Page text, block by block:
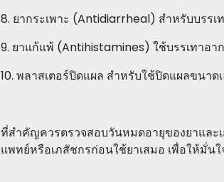
8. ยากระเพาะ (Antidiarrheal) สำหรับบรรเ
9. ยาแก้แพ้ (Antihistamines) ใช้บรรเทาอา
10. พลาสเตอร์ปิดแผล สำหรับใช้ปิดแผลขนาด
ที่สำคัญควรตรวจสอบวันหมดอายุของยาและ
แพทย์หรือเภสัชกรก่อนใช้ยาเสมอ เพื่อให้มั่น